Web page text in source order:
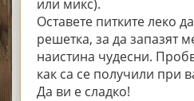
или микс).
Оставете питките леко
решетка, за да запазят
наистина чудесни.
как са се получили при
Да ви е сладко!